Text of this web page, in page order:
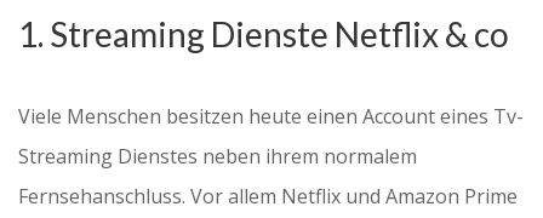
1. Streaming Dienste Netflix & co
Viele Menschen besitzen heute einen Account eines Tv-
Streaming Dienstes neben ihrem normalem
Fernsehanschluss. Vor allem Netflix und Amazon Prime